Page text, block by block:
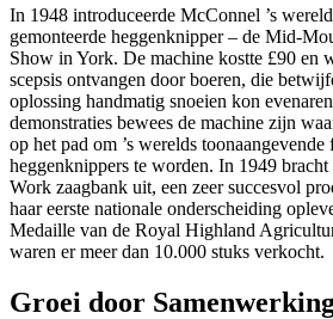
In 1948 introduceerde McConnel ’s
gemonteerde heggenknipper – de Mid-
Show in York. De machine kostte £90 en
scepsis ontvangen door boeren, die
oplossing handmatig snoeien kon
demonstraties bewees de machine zijn
op het pad om ’s werelds
heggenknippers te worden. In 1949
Work zaagbank uit, een zeer succesvol
haar eerste nationale onderscheiding
Medaille van de Royal Highland
waren er meer dan 10.000 stuks verkocht.
Groei door